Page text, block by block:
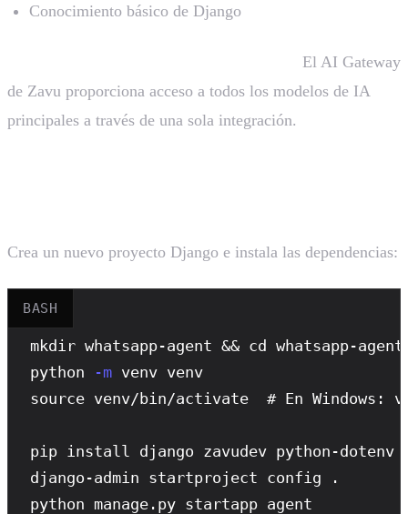
Conocimiento básico de Django
El AI Gateway
de Zavu proporciona acceso a todos los modelos de IA
principales a través de una sola integración.
Crea un nuevo proyecto Django e instala las dependencias:
BASH
mkdir
python
-m
source venv/bin/activate  # En Windows:
pip
django
python manage.py startapp agent